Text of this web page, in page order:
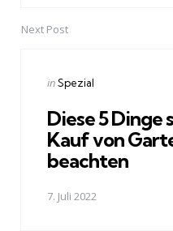
Next Post
Posted
inSpezial
Diese 5 Dinge
Kauf von
beachten
7. Juli 2022